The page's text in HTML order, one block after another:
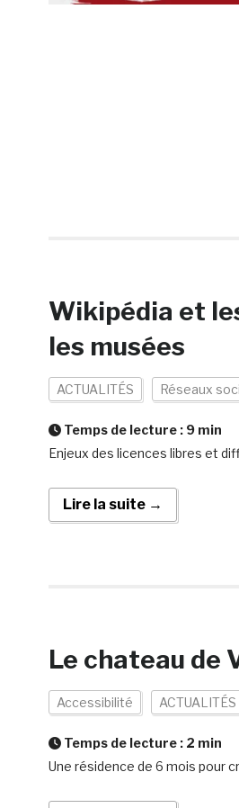
Wikipédia et
les musées
ACTUALITÉS Réseaux
Temps de lecture : 9 min
Enjeux des licences libres et
Lire la suite →
Le chateau de
Accessibilité ACTUALITÉS
Temps de lecture : 2 min
Une résidence de 6 mois pour